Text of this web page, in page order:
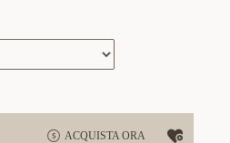
ACQUISTA ORA